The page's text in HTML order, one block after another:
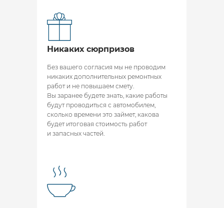
Никаких сюрпризов
Без вашего согласия мы не проводим
никаких дополнительных ремонтных
работ и не повышаем смету.
Вы заранее будете знать, какие работы
будут проводиться с автомобилем,
сколько времени это займет, какова
будет итоговая стоимость работ
и запасных частей.